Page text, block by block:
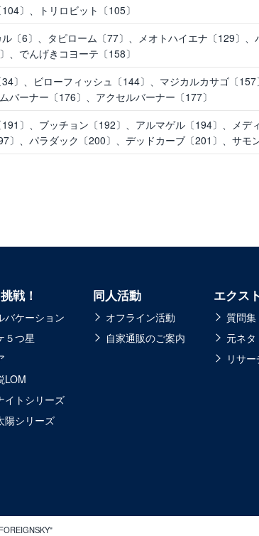
〕、トリロビット〔105〕
〔6〕、タピローム〔77〕、メオトハイエナ〔129〕
、でんげきコヨーテ〔158〕
〕、ビローフィッシュ〔144〕、マジカルカサゴ〔
バーナー〔176〕、アクセルバーナー〔177〕
〕、ブッチョン〔192〕、アルマゲル〔194〕、メデ
〕、パラダック〔200〕、デッドカーブ〔201〕、サモ
戦！
バケーション
５つ星
LOM
イトシリーズ
陽シリーズ
同人活動
オフライン活動
自家通販のご案内
エクス
質問集
元ネ
リサー